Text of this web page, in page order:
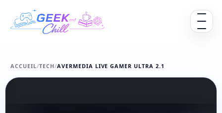
Ouvrir
ACCUEIL/TECH/AVERMEDIA LIVE GAMER ULTRA 2.1